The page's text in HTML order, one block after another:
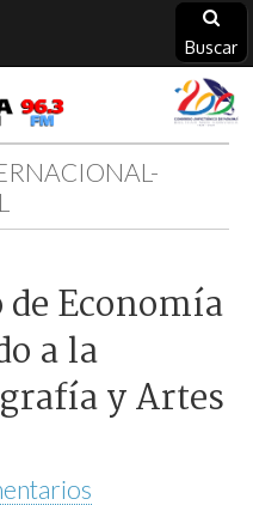
Buscar
Economía
a la
y Artes